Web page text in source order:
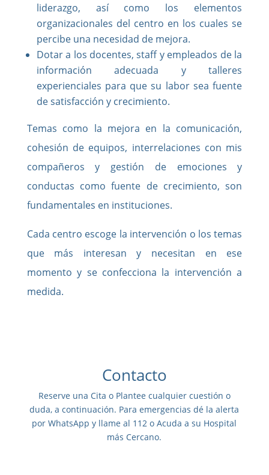
liderazgo, así como los elementos
organizacionales del centro en los cuales se
percibe una necesidad de mejora.
Dotar a los docentes, staff y empleados de la
información adecuada y talleres
experienciales para que su labor sea fuente
de satisfacción y crecimiento.
Temas como la mejora en la comunicación,
cohesión de equipos, interrelaciones con mis
compañeros y gestión de emociones y
conductas como fuente de crecimiento, son
fundamentales en instituciones.
Cada centro escoge la intervención o los temas
que más interesan y necesitan en ese
momento y se confecciona la intervención a
medida.
Contacto
Reserve una Cita o Plantee cualquier cuestión o
duda, a continuación. Para emergencias dé la alerta
por WhatsApp y llame al 112 o Acuda a su Hospital
más Cercano.